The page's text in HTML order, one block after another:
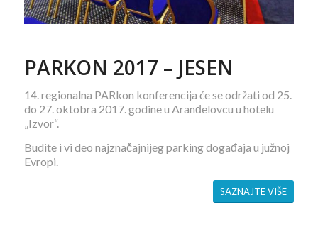
PARKON 2017 – JESEN
14. regionalna PARkon konferencija će se održati od 25.
do 27. oktobra 2017. godine u Aranđelovcu u hotelu
„Izvor“.
Budite i vi deo najznačajnijeg parking događaja u južnoj
Evropi.
SAZNAJTE VIŠE